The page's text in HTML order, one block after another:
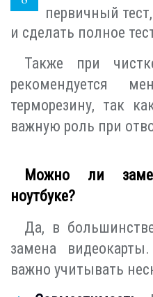
первичный
и сделать полное
Также при
рекомендуется
терморезину, так
важную роль при
Можно ли
ноутбуке?
Да, в
замена
важно учитывать